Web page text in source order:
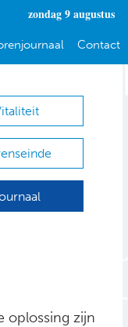
zondag 9 augustus
Contact
oplossing zijn